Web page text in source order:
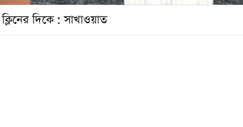
ক্লিনের দিকে : সাখাওয়াত